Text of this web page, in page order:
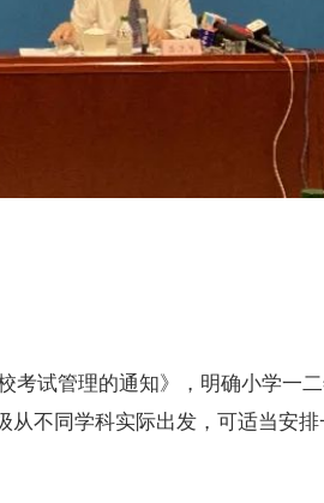
试管理的通知》，明确小学一
从不同学科实际出发，可适当安排